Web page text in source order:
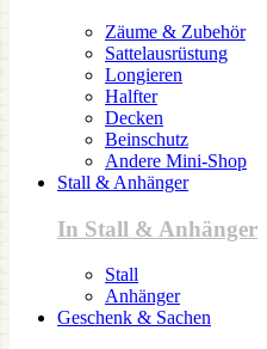
Zäume & Zubehör
Sattelausrüstung
Longieren
Halfter
Decken
Beinschutz
Andere Mini-Shop
Stall & Anhänger
In Stall & Anhänger
Stall
Anhänger
Geschenk & Sachen